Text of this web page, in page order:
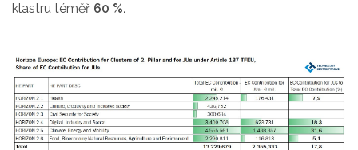
klastru téměř 60 %.